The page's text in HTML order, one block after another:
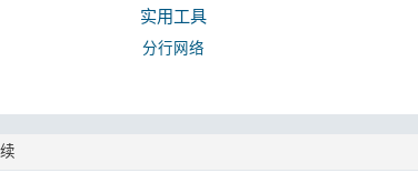
实用工具
分行网络